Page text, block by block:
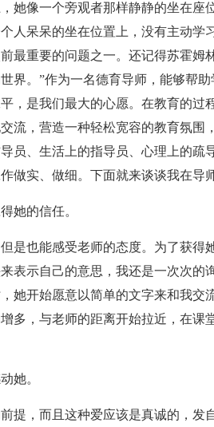
她像一个旁观者那样静静的坐在座
人呆呆的坐在位置上，没有主动
最重要的问题之一。还记得苏霍
界。”作为一名德育导师，能够帮
，是我们最大的心愿。在教育的过
流，营造一种轻松宽容的教育氛围
员、生活上的指导员、心理上的疏
做实、做细。下面就来谈谈我在导
她的信任。
是也能感受老师的态度。为了获得
表示自己的意思，我还是一次次的
她开始愿意以简单的文字来和我交
多，与老师的距离开始拉近，在课
她。
提，而且这种爱应该是真诚的，